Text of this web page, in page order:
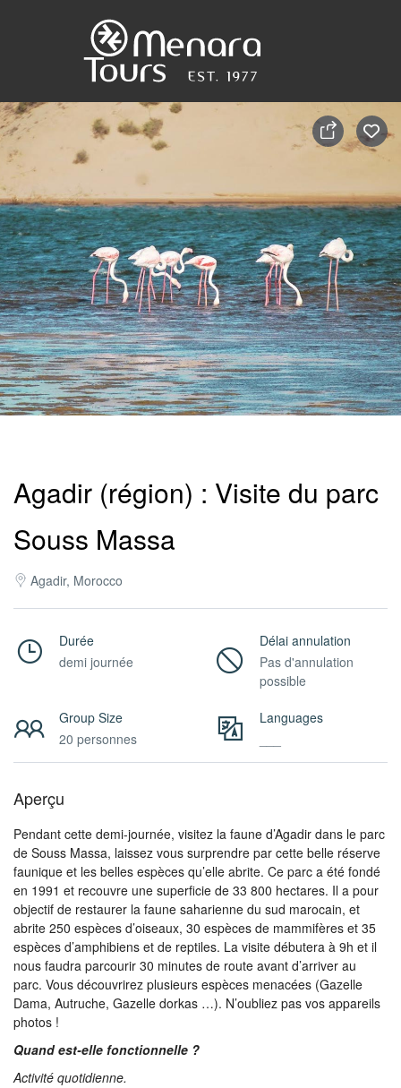
Agadir (région) : Visite du parc
Souss Massa
Agadir, Morocco
Durée
demi journée
Délai annulation
Pas d'annulation
possible
Group Size
20 personnes
Languages
Aperçu
Pendant cette demi-journée, visitez la faune d’Agadir dans le parc
de Souss Massa, laissez vous surprendre par cette belle réserve
faunique et les belles espèces qu’elle abrite. Ce parc a été fondé
en 1991 et recouvre une superficie de 33 800 hectares. Il a pour
objectif de restaurer la faune saharienne du sud marocain, et
abrite 250 espèces d’oiseaux, 30 espèces de mammifères et 35
espèces d’amphibiens et de reptiles. La visite débutera à 9h et il
nous faudra parcourir 30 minutes de route avant d’arriver au
parc. Vous découvrirez plusieurs espèces menacées (Gazelle
Dama, Autruche, Gazelle dorkas …). N’oubliez pas vos appareils
photos !
Quand est-elle fonctionnelle ?
Activité quotidienne.
Accueil
Destinations
Voyages
Activités
Service
/
M.I.C.E.
À
Contact